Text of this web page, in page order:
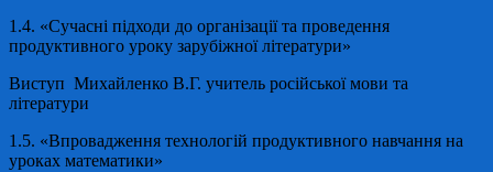
1.4. «Сучасні підходи до організації та проведення
продуктивного уроку зарубіжної літератури»
Виступ Михайленко В.Г. учитель російської мови та
літератури
1.5. «Впровадження технологій продуктивного навчання на
уроках математики»